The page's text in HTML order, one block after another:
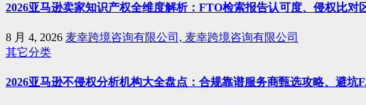
2026亚马逊卖家知识产权全维度解析：FTO检索报告认可度、侵权比
8 月 4, 2026 麦幸跨境咨询有限公司, 麦幸跨境咨询有限公司
其它分类
2026亚马逊不侵权分析机构大全盘点：合规靠谱服务商甄选攻略、避坑